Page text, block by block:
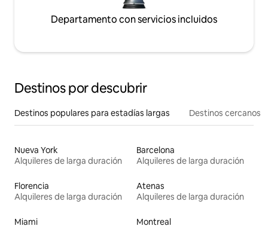
Departamento con servicios incluidos
Destinos por descubrir
Destinos populares para estadías largas Destinos cercanos
Nueva York
Alquileres de larga duración
Barcelona
Alquileres de larga duración
Florencia
Alquileres de larga duración
Atenas
Alquileres de larga duración
Miami Montreal